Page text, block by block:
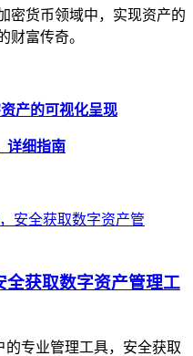
密货币领域中，实现资产的
财富传奇。
产的可视化呈现
详细指南
全获取数字资产管理工
的专业管理工具，安全获取